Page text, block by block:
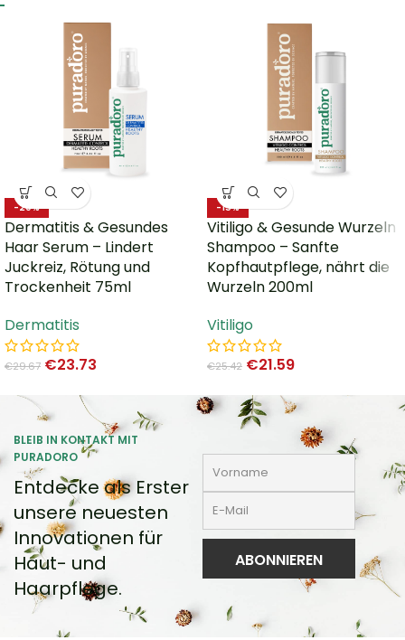
-20%
Dermatitis & Gesundes
Haar Serum – Lindert
Juckreiz, Rötung und
Trockenheit 75ml
Dermatitis
€29.67 €23.73
-15%
Vitiligo & Gesunde Wurzeln
Shampoo – Sanfte
Kopfhautpflege, nährt die
Wurzeln 200ml
Vitiligo
€25.42 €21.59
BLEIB IN KONTAKT MIT
PURADORO
Entdecke als Erster
unsere neuesten
Innovationen für
Haut- und
Haarpflege.